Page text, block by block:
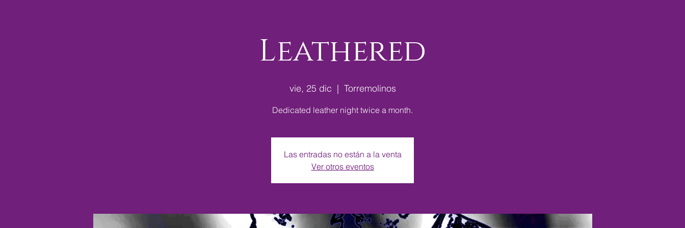
Leathered
vie, 25 dic
  |
Torremolinos
Dedicated leather night twice a month.
Las entradas no están a la venta
Ver otros eventos